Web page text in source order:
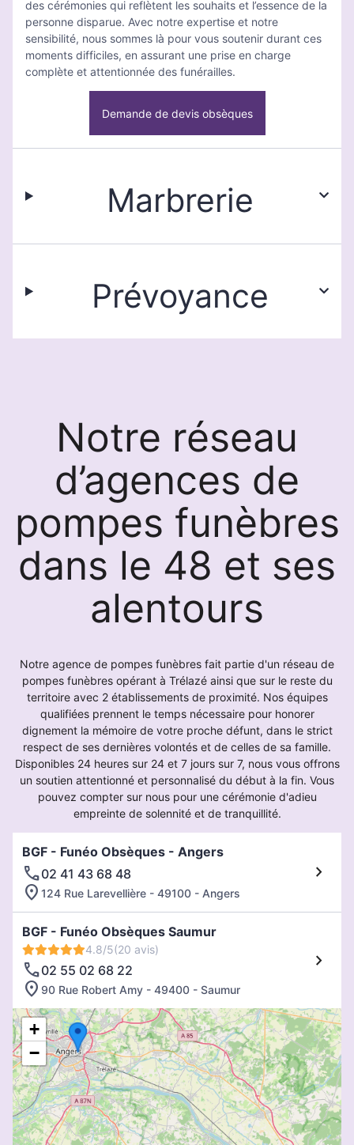
des cérémonies qui reflètent les souhaits et l’essence de la
personne disparue. Avec notre expertise et notre
sensibilité, nous sommes là pour vous soutenir durant ces
moments difficiles, en assurant une prise en charge
complète et attentionnée des funérailles.
Demande de devis obsèques
Marbrerie
Prévoyance
Notre réseau
d’agences de
pompes funèbres
dans le 48 et ses
alentours
Notre agence de pompes funèbres fait partie d'un réseau de
pompes funèbres opérant à Trélazé ainsi que sur le reste du
territoire avec 2 établissements de proximité. Nos équipes
qualifiées prennent le temps nécessaire pour honorer
dignement la mémoire de votre proche défunt, dans le strict
respect de ses dernières volontés et de celles de sa famille.
Disponibles 24 heures sur 24 et 7 jours sur 7, nous vous offrons
un soutien attentionné et personnalisé du début à la fin. Vous
pouvez compter sur nous pour une cérémonie d'adieu
empreinte de solennité et de tranquillité.
BGF - Funéo Obsèques - Angers
02 41 43 68 48
124 Rue Larevellière - 49100 - Angers
BGF - Funéo Obsèques Saumur
4.8/5(20 avis)
02 55 02 68 22
90 Rue Robert Amy - 49400 - Saumur
+
−